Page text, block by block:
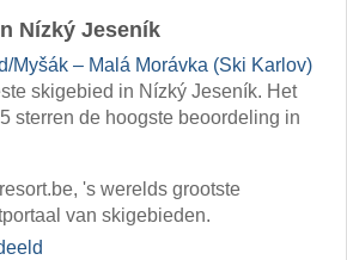
Nízký Jeseník
​Myšák – Malá Morávka (Ski Karlov)
skigebied in Nízký Jeseník. Het
sterren de hoogste beoordeling in
's werelds grootste
van skigebieden.